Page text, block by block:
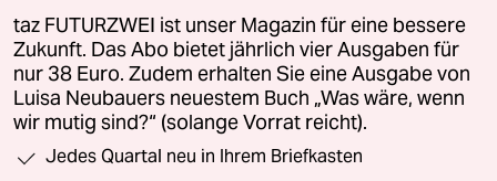
taz FUTURZWEI ist unser Magazin für eine bessere
Zukunft. Das Abo bietet jährlich vier Ausgaben für
nur 38 Euro. Zudem erhalten Sie eine Ausgabe von
Luisa Neubauers neuestem Buch „Was wäre, wenn
wir mutig sind?“ (solange Vorrat reicht).
Jedes Quartal neu in Ihrem Briefkasten